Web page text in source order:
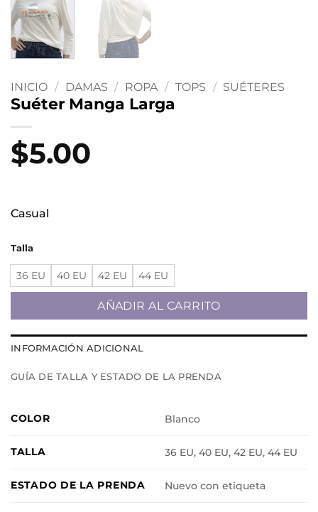
INICIO / DAMAS / ROPA / TOPS / SUÉTERES
Suéter Manga Larga
$5.00
Casual
Talla
36 EU 40 EU 42 EU 44 EU
AÑADIR AL CARRITO
INFORMACIÓN ADICIONAL
GUÍA DE TALLA Y ESTADO DE LA PRENDA
COLOR Blanco
TALLA 36 EU, 40 EU, 42 EU, 44 EU
ESTADO DE LA PRENDA Nuevo con etiqueta